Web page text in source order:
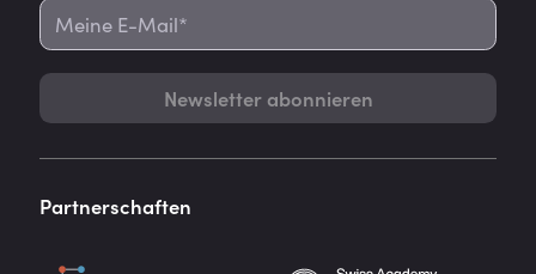
Newsletter abonnieren
Partnerschaften